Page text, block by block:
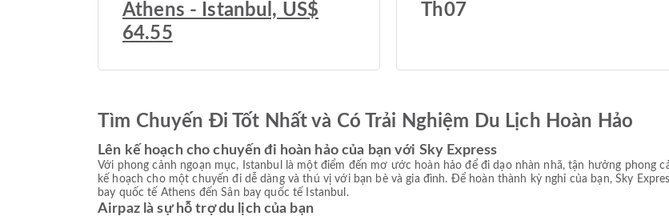
Athens - Istanbul, US$
64.55
Th07
Tìm Chuyến Đi Tốt Nhất và Có Trải Nghiệm Du Lịch Hoàn Hảo
Lên kế hoạch cho chuyến đi hoàn hảo của bạn với Sky Express
Với phong cảnh ngoạn mục, Istanbul là một điểm đến mơ ước hoàn hảo để đi dạo nhàn nhã, tận hưởng phong
kế hoạch cho một chuyến đi dễ dàng và thú vị với bạn bè và gia đình. Để hoàn thành kỳ nghỉ của bạn, Sky
bay quốc tế Athens đến Sân bay quốc tế Istanbul.
Airpaz là sự hỗ trợ du lịch của bạn